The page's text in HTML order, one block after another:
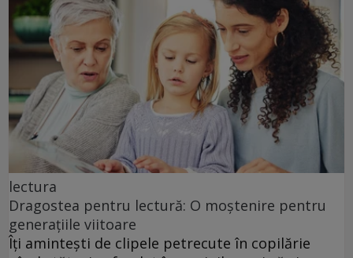
lectura
Dragostea pentru lectură: O moștenire pentru
generațiile viitoare
Îți amintești de clipele petrecute în copilărie